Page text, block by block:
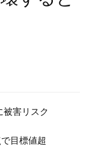
害リスク
目標値超